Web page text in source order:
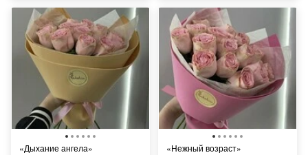
«Дыхание ангела» «Нежный возраст»